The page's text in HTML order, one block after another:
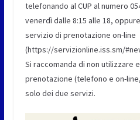
telefonando al CUP al numero
venerdì dalle 8:15 alle 18,
servizio di prenotazione on-line
(https://servizionline.iss.sm/
Si raccomanda di non utilizzare
prenotazione (telefono e on-
solo dei due servizi.